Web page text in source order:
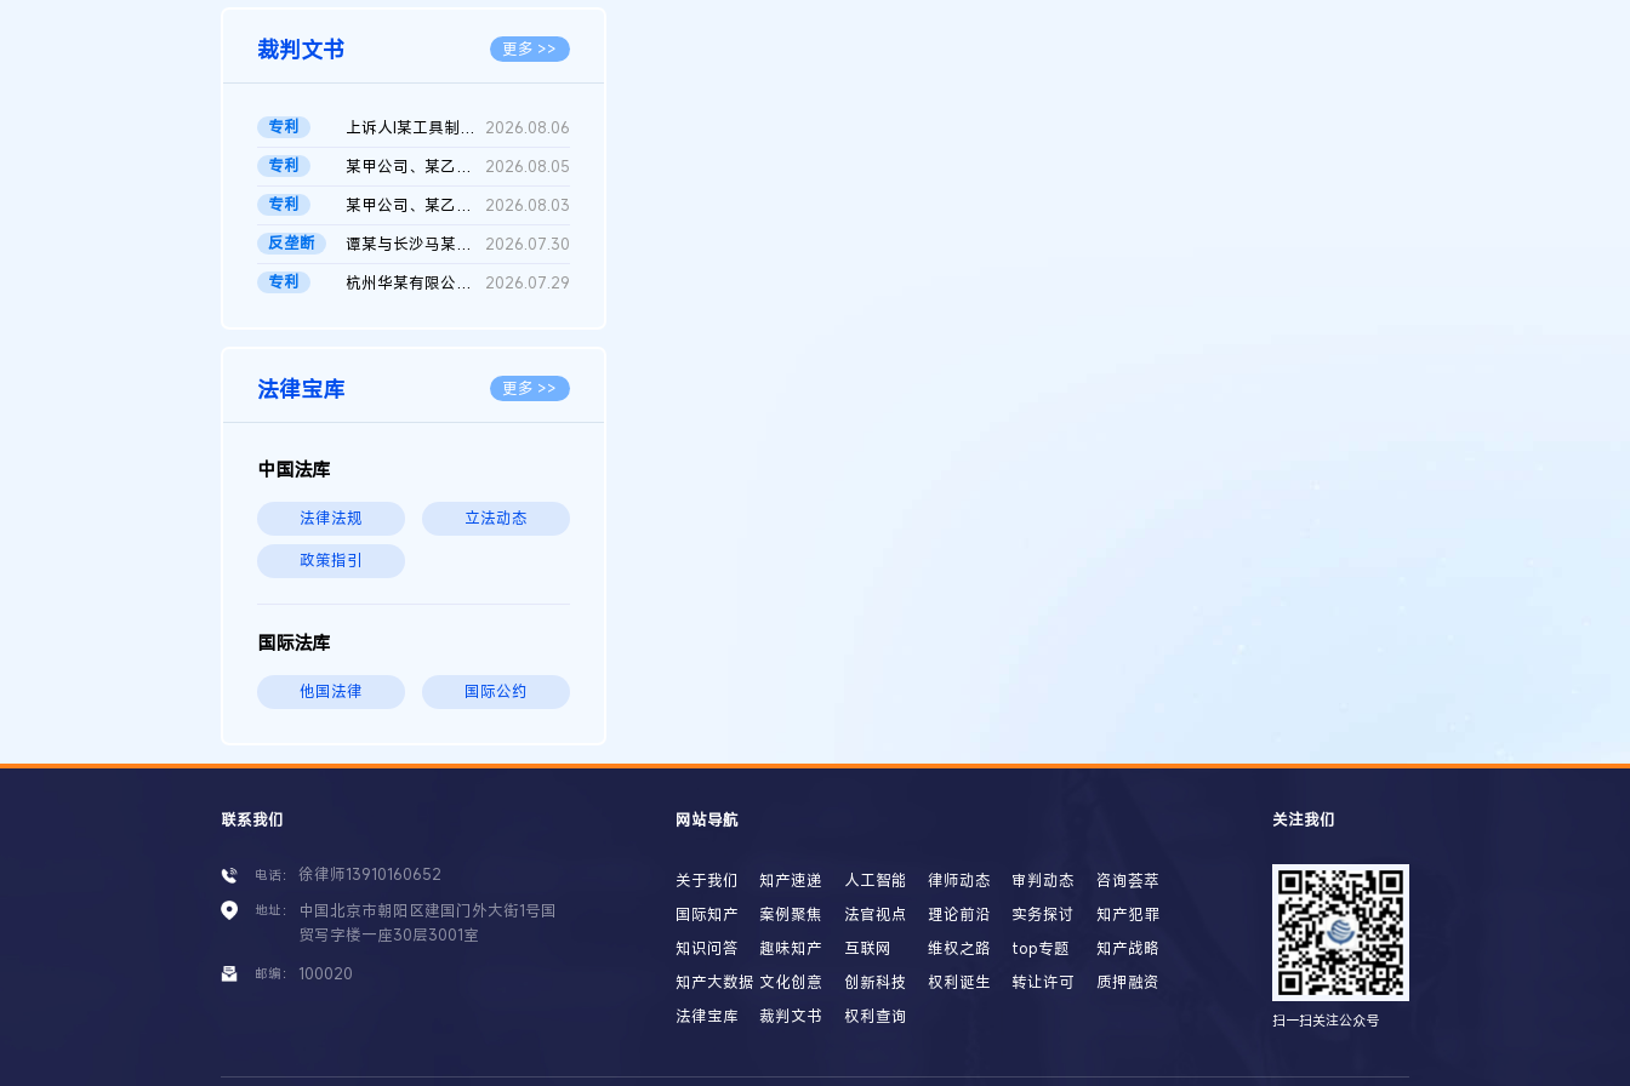
裁判文书 更多 >>
专利 上诉人I某工具制品有限公司与被上诉人程某及一审被告中华人民共和...
2026.08.06
专利
某甲公司、某乙公司、某丙公司申请诉前行为保全复议裁定书
2026.08.05
专利
某甲公司、某乙公司、官某与某丙公司专利申请权权属纠纷 二审判决...
2026.08.03
反垄断
谭某与长沙马某堆农产品股份有限公司滥用市场支配地位纠纷二审裁...
2026.07.30
专利
杭州华某有限公司与菲某有限公司侵害发明专利权纠纷 2026.07.29
法律宝库 更多 >>
中国法库
法律法规 立法动态
政策指引
国际法库
他国法律 国际公约
联系我们
电话： 徐律师13910160652
地址：
中国北京市朝阳区建国门外大街1号国
贸写字楼一座30层3001室
邮编： 100020
网站导航
关于我们 知产速递 人工智能 律师动态 审判动态
咨询荟萃
国际知产
案例聚焦 法官视点 理论前沿 实务探讨
知产犯罪
知识问答
趣味知产 互联网 维权之路 top专题
知产战略
知产大数据 文化创意 创新科技 权利诞生 转让许可
质押融资
法律宝库
裁判文书 权利查询
关注我们
扫一扫关注公众号